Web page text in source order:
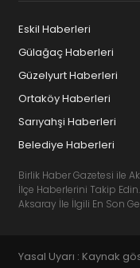
Eskil Haberleri
Gülağaç Haberleri
Güzelyurt Haberleri
Ortaköy Haberleri
Sarıyahşi Haberleri
Belediye Haberleri
Birlik Haber Gazetesi ile
İlçe Haberlerini Takip
Aksaray İle İlgili En Son
Yasal Uyarı : Kaynak